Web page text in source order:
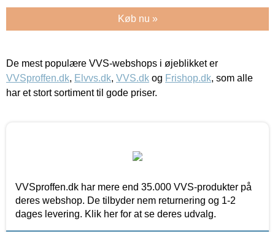
Køb nu »
De mest populære VVS-webshops i øjeblikket er
VVSproffen.dk, Elvvs.dk, VVS.dk og Frishop.dk, som alle
har et stort sortiment til gode priser.
VVSproffen.dk har mere end 35.000 VVS-produkter på
deres webshop. De tilbyder nem returnering og 1-2
dages levering. Klik her for at se deres udvalg.